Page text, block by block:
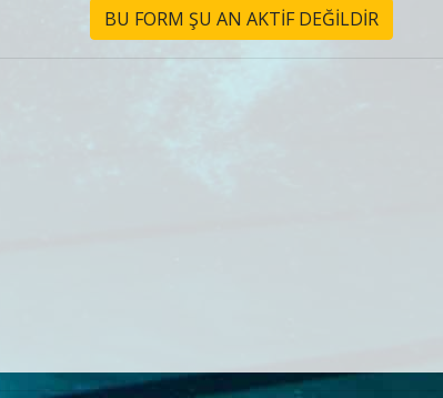
BU FORM ŞU AN AKTİF DEĞİLDİR